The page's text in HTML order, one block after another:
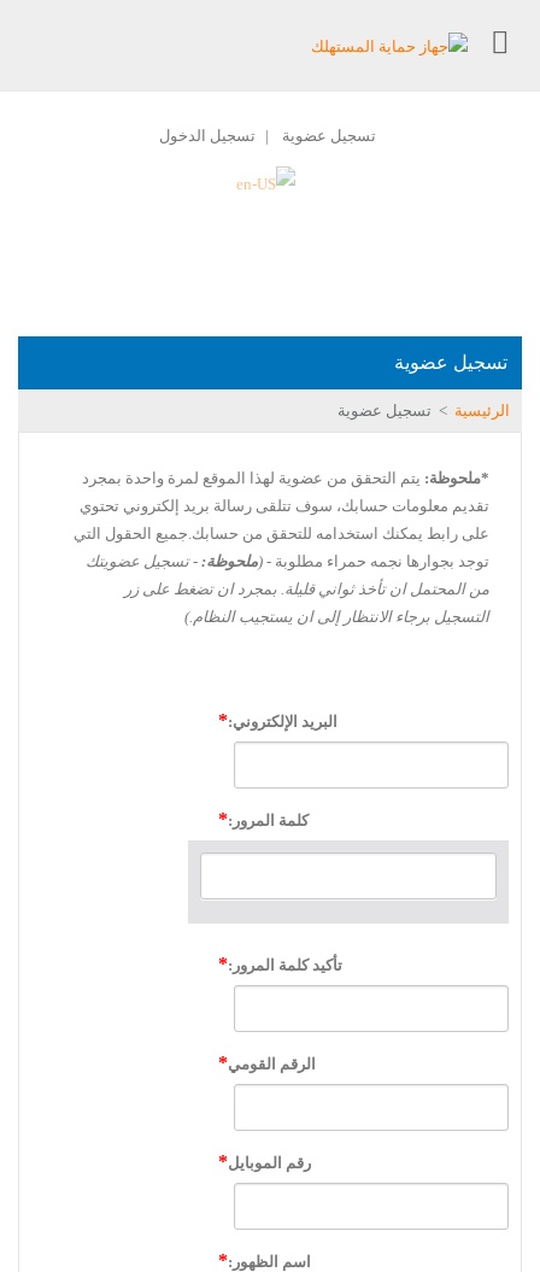
تسجيل عضوية | تسجيل الدخول
تسجيل عضوية
الرئيسية > تسجيل عضوية
*ملحوظة: يتم التحقق من عضوية لهذا الموقع لمرة واحدة بمجرد
تقديم معلومات حسابك، سوف تتلقى رسالة بريد إلكتروني تحتوي
على رابط يمكنك استخدامه للتحقق من حسابك.جميع الحقول التي
توجد بجوارها نجمه حمراء مطلوبة - (ملحوظة: - تسجيل عضويتك
من المحتمل ان تأخذ ثواني قليلة. بمجرد ان تضغط على زر
التسجيل برجاء الانتظار إلى ان يستجيب النظام.)
البريد الإلكتروني:
كلمة المرور:
تأكيد كلمة المرور:
الرقم القومي
رقم الموبايل
اسم الظهور: